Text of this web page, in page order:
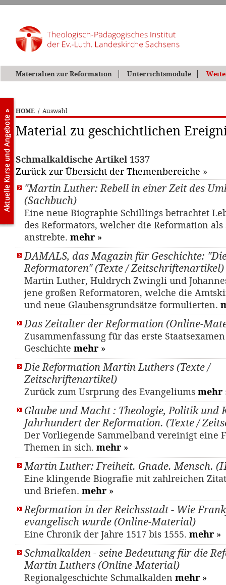
Materialien zur Reformation Unterrichtsmodule
HOME / Auswahl
Material zu geschichtlichen
Schmalkaldische Artikel 1537
Zurück zur Übersicht der Themenbereiche »
"Martin Luther: Rebell in einer Zeit des
(Sachbuch)
Eine neue Biographie Schillings betrachtet
des Reformators, welcher die Reformation
anstrebte. mehr »
DAMALS, das Magazin für Geschichte:
Reformatoren" (Texte / Zeitschriftenartikel)
Mar­tin Lu­ther, Huld­rych Zwing­li und
jene großen Reformatoren, welche die
und neue Glaubensgrundsätze formulierten.
Das Zeitalter der Reformation (Online-
Zusammenfassung für das erste Staatsexamen
Geschichte mehr »
Die Reformation Martin Luthers (Texte /
Zeitschriftenartikel)
Zurück zum Usrprung des Evangeliums mehr
Glaube und Macht : Theologie, Politik und
Jahrhundert der Reformation. (Texte /
Der Vorliegende Sammelband vereinigt eine
Themen in sich. mehr »
Martin Luther: Freiheit. Gnade. Mensch.
Eine klingende Biografie mit zahlreichen
und Briefen. mehr »
Reformation in der Reichsstadt - Wie
evangelisch wurde (Online-Material)
Eine Chronik der Jahre 1517 bis 1555. mehr »
Schmalkalden - seine Bedeutung für die
Martin Luthers (Online-Material)
Regionalgeschichte Schmalkalden mehr »